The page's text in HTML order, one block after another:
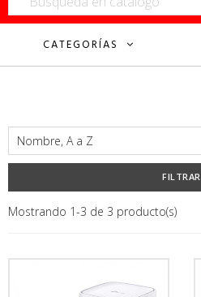
CATEGORÍAS
Nombre, A a Z
FILTRAR
Mostrando 1-3 de 3 producto(s)